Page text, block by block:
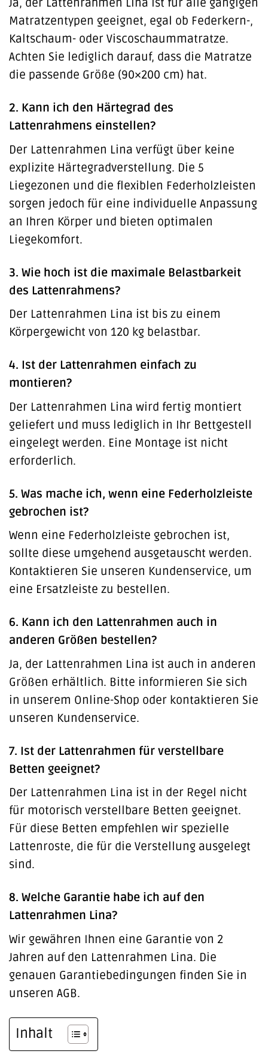
Ja, der Lattenrahmen Lina ist für alle gängigen
Matratzentypen geeignet, egal ob Federkern-,
Kaltschaum- oder Viscoschaummatratze.
Achten Sie lediglich darauf, dass die Matratze
die passende Größe (90×200 cm) hat.
2. Kann ich den Härtegrad des
Lattenrahmens einstellen?
Der Lattenrahmen Lina verfügt über keine
explizite Härtegradverstellung. Die 5
Liegezonen und die flexiblen Federholzleisten
sorgen jedoch für eine individuelle Anpassung
an Ihren Körper und bieten optimalen
Liegekomfort.
3. Wie hoch ist die maximale Belastbarkeit
des Lattenrahmens?
Der Lattenrahmen Lina ist bis zu einem
Körpergewicht von 120 kg belastbar.
4. Ist der Lattenrahmen einfach zu
montieren?
Der Lattenrahmen Lina wird fertig montiert
geliefert und muss lediglich in Ihr Bettgestell
eingelegt werden. Eine Montage ist nicht
erforderlich.
5. Was mache ich, wenn eine Federholzleiste
gebrochen ist?
Wenn eine Federholzleiste gebrochen ist,
sollte diese umgehend ausgetauscht werden.
Kontaktieren Sie unseren Kundenservice, um
eine Ersatzleiste zu bestellen.
6. Kann ich den Lattenrahmen auch in
anderen Größen bestellen?
Ja, der Lattenrahmen Lina ist auch in anderen
Größen erhältlich. Bitte informieren Sie sich
in unserem Online-Shop oder kontaktieren Sie
unseren Kundenservice.
7. Ist der Lattenrahmen für verstellbare
Betten geeignet?
Der Lattenrahmen Lina ist in der Regel nicht
für motorisch verstellbare Betten geeignet.
Für diese Betten empfehlen wir spezielle
Lattenroste, die für die Verstellung ausgelegt
sind.
8. Welche Garantie habe ich auf den
Lattenrahmen Lina?
Wir gewähren Ihnen eine Garantie von 2
Jahren auf den Lattenrahmen Lina. Die
genauen Garantiebedingungen finden Sie in
unseren AGB.
Inhalt